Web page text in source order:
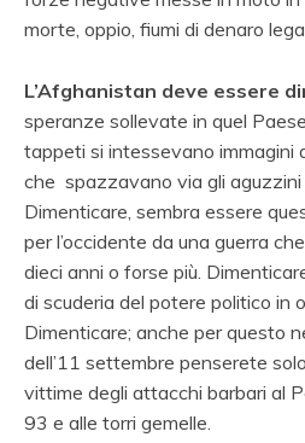
morte, oppio, fiumi di denaro
L’Afghanistan deve essere
speranze sollevate in quel
tappeti si intessevano immagini
che spazzavano via gli aguzzini
Dimenticare, sembra essere
per l’occidente da una guerra
dieci anni o forse più.
di scuderia del potere politico in
Dimenticare; anche per questo
dell’11 settembre penserete
vittime degli attacchi barbari al
93 e alle torri gemelle.